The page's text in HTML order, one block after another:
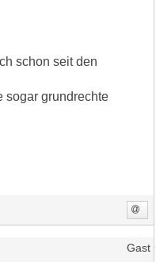
schon seit den
sogar grundrechte
Gast